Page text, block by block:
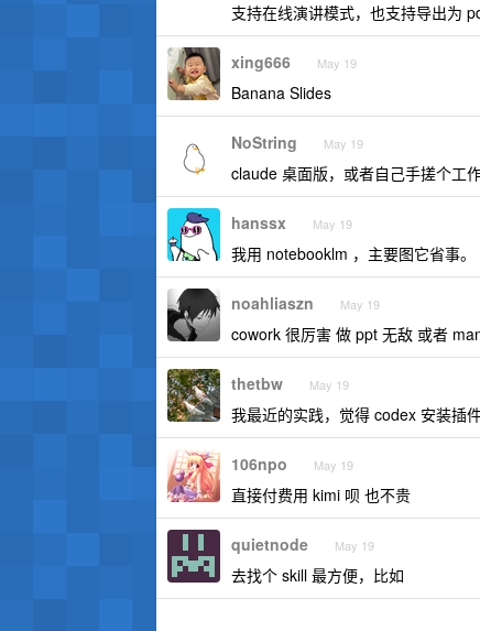
支持在线演讲模式，也支持导出为
xing666 May 19
Banana Slides
NoString May 19
claude 桌面版，或者自己手搓个工
hanssx May 19
我用 notebooklm ，主要图它省事。
noahliaszn May 19
cowork 很厉害 做 ppt 无敌 或者
thetbw May 19
我最近的实践，觉得 codex 安装插
106npo May 19
直接付费用 kimi 呗 也不贵
quietnode May 19
去找个 skill 最方便，比如